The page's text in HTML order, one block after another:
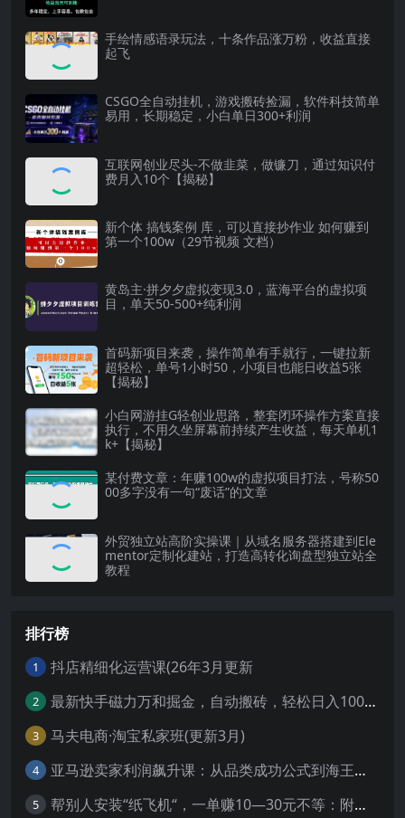
手绘情感语录玩法，十条作品涨万粉，收益直接
起飞
CSGO全自动挂机，游戏搬砖捡漏，软件科技简单
易用，长期稳定，小白单日300+利润
互联网创业尽头-不做韭菜，做镰刀，通过知识付
费月入10个【揭秘】
新个体 搞钱案例 库，可以直接抄作业 如何赚到
第一个100w（29节视频 文档）
黄岛主·拼夕夕虚拟变现3.0，蓝海平台的虚拟项
目，单天50-500+纯利润
首码新项目来袭，操作简单有手就行，一键拉新
超轻松，单号1小时50，小项目也能日收益5张
【揭秘】
小白网游挂G轻创业思路，整套闭环操作方案直接
执行，不用久坐屏幕前持续产生收益，每天单机1
k+【揭秘】
某付费文章：年赚100w的虚拟项目打法，号称50
00多字没有一句“废话”的文章
外贸独立站高阶实操课｜从域名服务器搭建到Ele
mentor定制化建站，打造高转化询盘型独立站全
教程
排行榜
1 抖店精细化运营课(26年3月更新
2 最新快手磁力万和掘金，自动搬砖，轻松日入100-200，操作简单
3 马夫电商·淘宝私家班(更新3月)
4 亚马逊卖家利润飙升课：从品类成功公式到海王打法，让每个SKU都成爆款一路飙升(更新26年3月
5 帮别人安装“纸飞机“，一单赚10—30元不等：附：免费节点